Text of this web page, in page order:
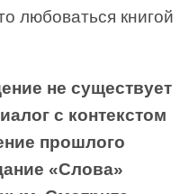
любоваться книгой
не существует
с контекстом
прошлого
«Слова»